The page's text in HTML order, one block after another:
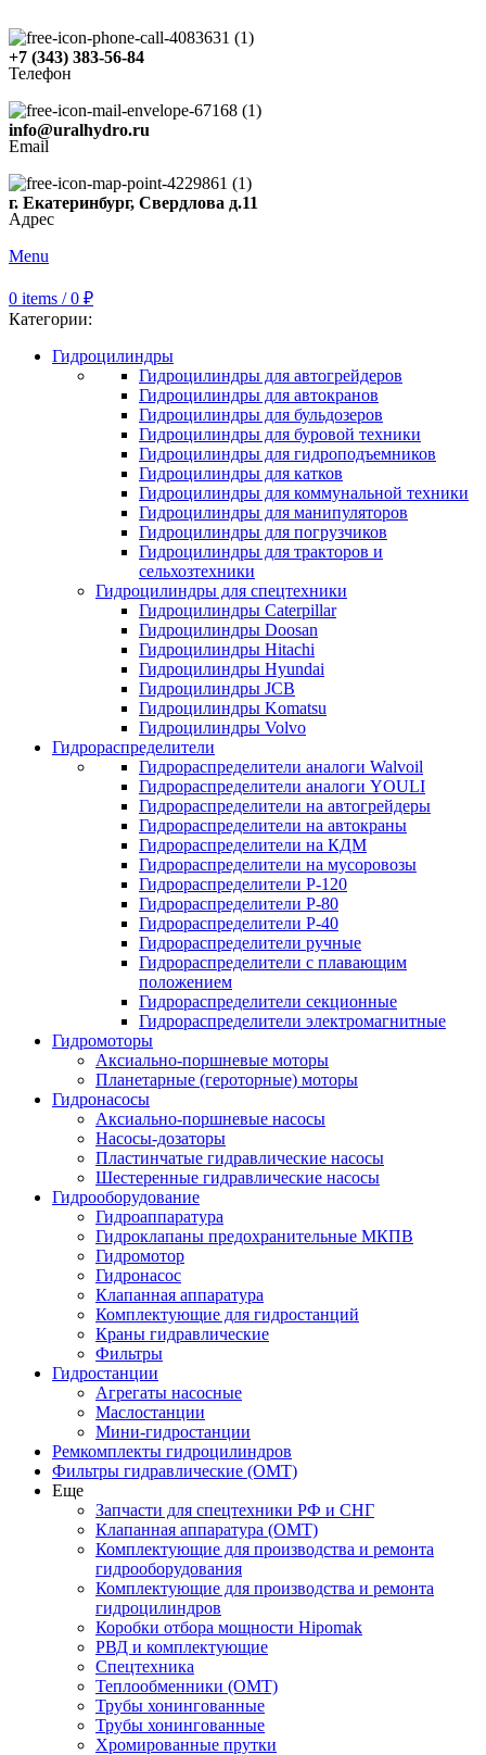
+7 (343) 383-56-84
Телефон
info@uralhydro.ru
Email
г. Екатеринбург, Свердлова д.11
Адрес
Menu
0 items / 0 ₽
Категории:
Гидроцилиндры
Гидроцилиндры для автогрейдеров
Гидроцилиндры для автокранов
Гидроцилиндры для бульдозеров
Гидроцилиндры для буровой техники
Гидроцилиндры для гидроподъемников
Гидроцилиндры для катков
Гидроцилиндры для коммунальной техники
Гидроцилиндры для манипуляторов
Гидроцилиндры для погрузчиков
Гидроцилиндры для тракторов и
сельхозтехники
Гидроцилиндры для спецтехники
Гидроцилиндры Caterpillar
Гидроцилиндры Doosan
Гидроцилиндры Hitachi
Гидроцилиндры Hyundai
Гидроцилиндры JCB
Гидроцилиндры Komatsu
Гидроцилиндры Volvo
Гидрораспределители
Гидрораспределители аналоги Walvoil
Гидрораспределители аналоги YOULI
Гидрораспределители на автогрейдеры
Гидрораспределители на автокраны
Гидрораспределители на КДМ
Гидрораспределители на мусоровозы
Гидрораспределители Р-120
Гидрораспределители Р-80
Гидрораспределители Р-40
Гидрораспределители ручные
Гидрораспределители с плавающим
положением
Гидрораспределители секционные
Гидрораспределители электромагнитные
Гидромоторы
Аксиально-поршневые моторы
Планетарные (героторные) моторы
Гидронасосы
Аксиально-поршневые насосы
Насосы-дозаторы
Пластинчатые гидравлические насосы
Шестеренные гидравлические насосы
Гидрооборудование
Гидроаппаратура
Гидроклапаны предохранительные МКПВ
Гидромотор
Гидронасос
Клапанная аппаратура
Комплектующие для гидростанций
Краны гидравлические
Фильтры
Гидростанции
Агрегаты насосные
Маслостанции
Мини-гидростанции
Ремкомплекты гидроцилиндров
Фильтры гидравлические (OMT)
Еще
Запчасти для спецтехники РФ и СНГ
Клапанная аппаратура (OMT)
Комплектующие для производства и ремонта
гидрооборудования
Комплектующие для производства и ремонта
гидроцилиндров
Коробки отбора мощности Hipomak
РВД и комплектующие
Спецтехника
Теплообменники (OMT)
Трубы хонингованные
Трубы хонингованные
Хромированные прутки